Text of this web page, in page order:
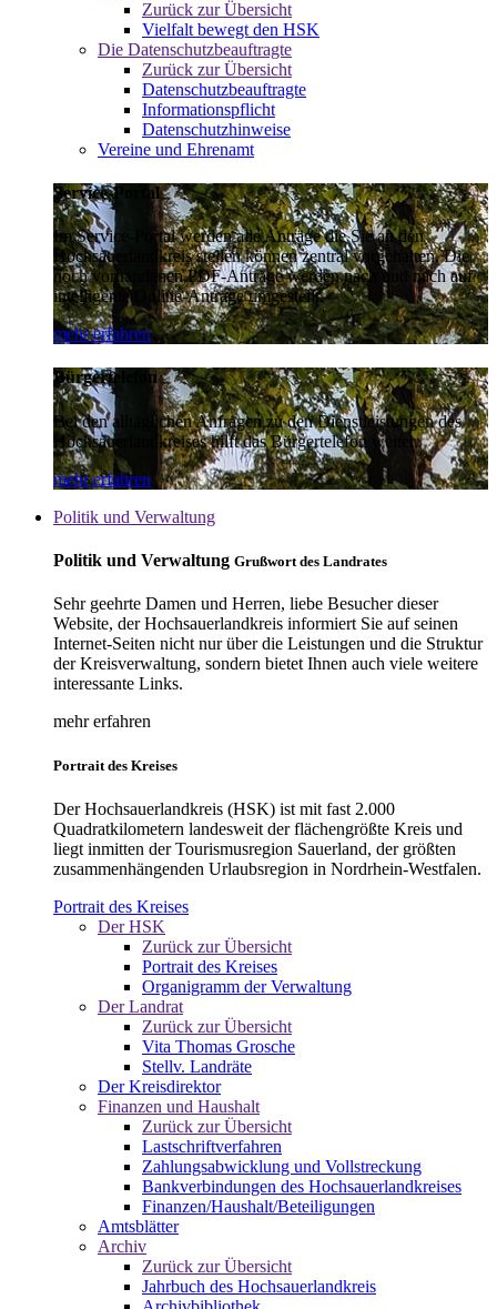
Zurück zur Übersicht
Vielfalt bewegt den HSK
Die Datenschutzbeauftragte
Zurück zur Übersicht
Datenschutzbeauftragte
Informationspflicht
Datenschutzhinweise
Vereine und Ehrenamt
Service-Portal
Im Service-Portal werden alle Anträge die Sie an den
Hochsauerlandkreis stellen können zentral vorgehalten. Die
noch vorhandenen PDF-Anträge werden nach und nach auf
intelligente Online-Anträge umgestellt.
mehr erfahren
Bürgertelefon
Bei den alltäglichen Anfragen zu den Dienstleistungen des
Hochsauerlandkreises hilft das Bürgertelefon weiter.
mehr erfahren
Politik und Verwaltung
Politik und Verwaltung Grußwort des Landrates
Sehr geehrte Damen und Herren, liebe Besucher dieser
Website, der Hochsauerlandkreis informiert Sie auf seinen
Internet-Seiten nicht nur über die Leistungen und die Struktur
der Kreisverwaltung, sondern bietet Ihnen auch viele weitere
interessante Links.
mehr erfahren
Portrait des Kreises
Der Hochsauerlandkreis (HSK) ist mit fast 2.000
Quadratkilometern landesweit der flächengrößte Kreis und
liegt inmitten der Tourismusregion Sauerland, der größten
zusammenhängenden Urlaubsregion in Nordrhein-Westfalen.
Portrait des Kreises
Der HSK
Zurück zur Übersicht
Portrait des Kreises
Organigramm der Verwaltung
Der Landrat
Zurück zur Übersicht
Vita Thomas Grosche
Stellv. Landräte
Der Kreisdirektor
Finanzen und Haushalt
Zurück zur Übersicht
Lastschriftverfahren
Zahlungsabwicklung und Vollstreckung
Bankverbindungen des Hochsauerlandkreises
Finanzen/Haushalt/Beteiligungen
Amtsblätter
Archiv
Zurück zur Übersicht
Jahrbuch des Hochsauerlandkreis